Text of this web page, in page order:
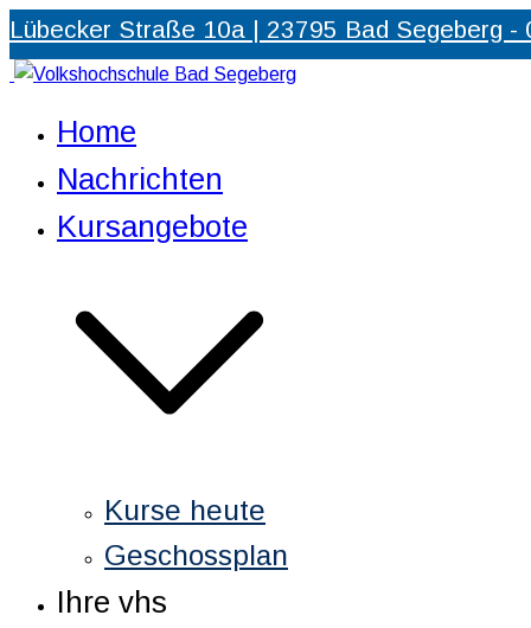
Zum
springen
Lübecker Straße 10a | 23795 Bad Segeberg
Volkshochschule Bad Segeberg
Partner für Weiterbildung und Qualifizierung
Home
Nachrichten
Kursangebote
Kurse heute
Geschossplan
Ihre vhs